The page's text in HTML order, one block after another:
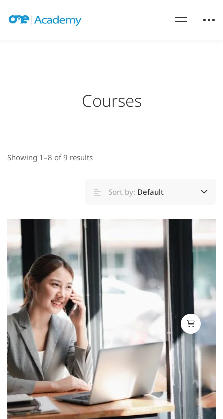
Courses
Showing 1–8 of 9 results
Sort by: Default